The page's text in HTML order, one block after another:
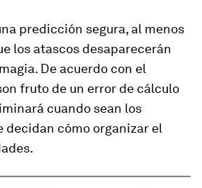
predicción segura, al menos
los atascos desaparecerán
De acuerdo con el
fruto de un error de cálculo
cuando sean los
decidan cómo organizar el